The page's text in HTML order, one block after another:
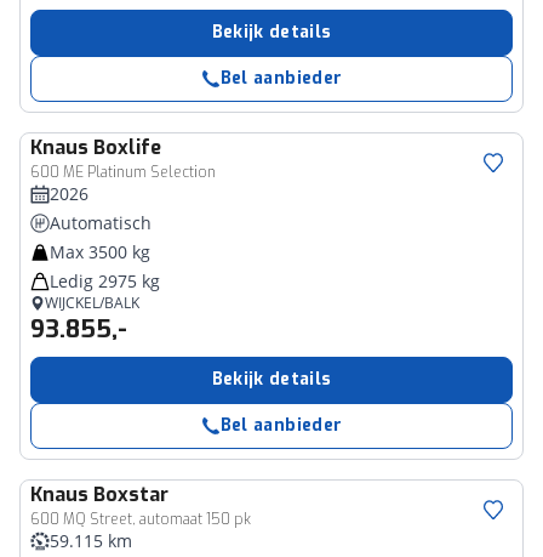
Bekijk details
Bel aanbieder
Knaus Boxlife
600 ME Platinum Selection
2026
Automatisch
Max 3500 kg
Ledig 2975 kg
WIJCKEL/BALK
93.855,-
Bekijk details
Bel aanbieder
Knaus Boxstar
600 MQ Street, automaat 150 pk
59.115 km